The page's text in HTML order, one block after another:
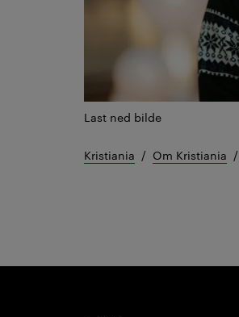
Last ned bilde
Kristiania Om Kristiania